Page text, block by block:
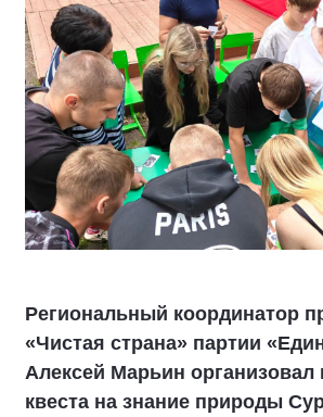
Региональный координатор
«Чистая страна» партии
Алексей Марьин организовал
квеста на знание природы